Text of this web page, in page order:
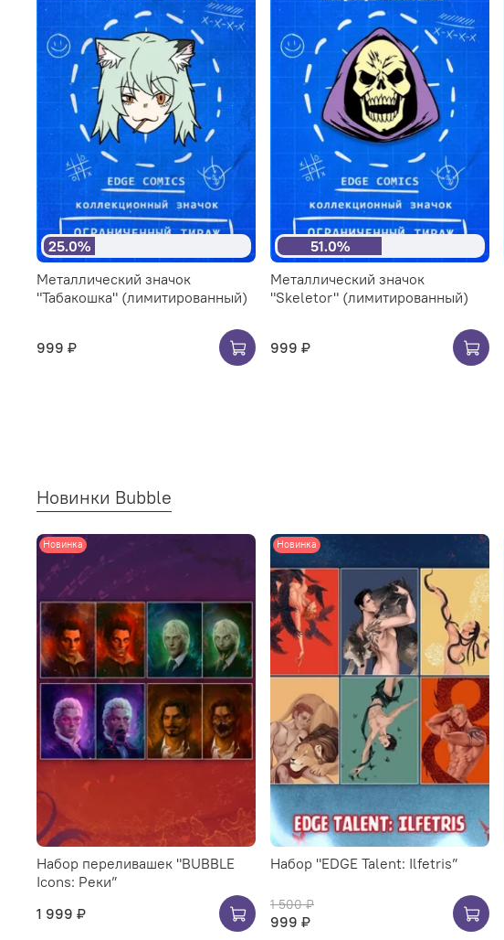
25.0%
Металлический значок
"Табакошка" (лимитированный)
999 ₽
51.0%
Металлический значок
"Skeletor" (лимитированный)
999 ₽
Новинки Bubble
Новинка
Набор переливашек "BUBBLE
Icons: Реки”
1 999 ₽
Новинка
Набор "EDGE Talent: Ilfetris”
1 500 ₽
999 ₽